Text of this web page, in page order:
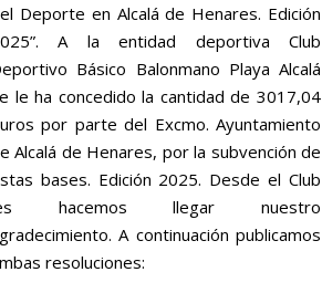
Deporte en Alcalá de Henares. Edición
A la entidad deportiva Club
Básico Balonmano Playa Alcalá
le ha concedido la cantidad de 3017,04
por parte del Excmo. Ayuntamiento
Alcalá de Henares, por la subvención de
bases. Edición 2025. Desde el Club
hacemos llegar nuestro
A continuación publicamos
resoluciones: